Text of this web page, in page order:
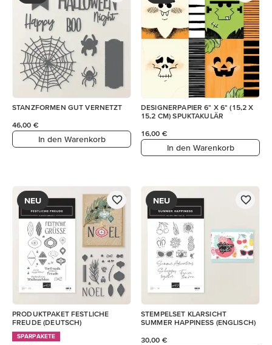
STANZFORMEN GUT VERNETZT
46,00 €
In den Warenkorb
DESIGNERPAPIER 6" X 6" (15,2 X
15,2 CM) SPUKTAKULÄR
16,00 €
In den Warenkorb
NEU
PRODUKTPAKET FESTLICHE
FREUDE (DEUTSCH)
SPARPAKETE
NEU
STEMPELSET KLARSICHT
SUMMER HAPPINESS (ENGLISCH)
30,00 €